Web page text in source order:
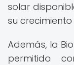
solar
su
Además, la
permitido